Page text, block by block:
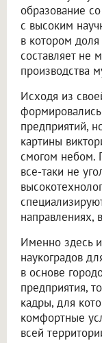
образование
с высоким
в котором
составляет не
производства
Исходя из
предприятий,
картины
смогом небом.
все-таки не
направлениях,
Именно здесь
наукоградов
в основе
предприятия,
кадры, для
комфортные
всей